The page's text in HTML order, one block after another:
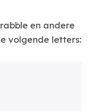
en andere
volgende letters: